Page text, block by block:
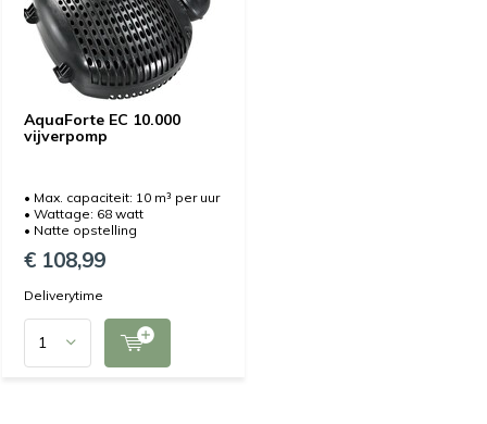
AquaForte EC 10.000
vijverpomp
• Max. capaciteit: 10 m³ per uur
• Wattage: 68 watt
• Natte opstelling
€ 108,99
Deliverytime